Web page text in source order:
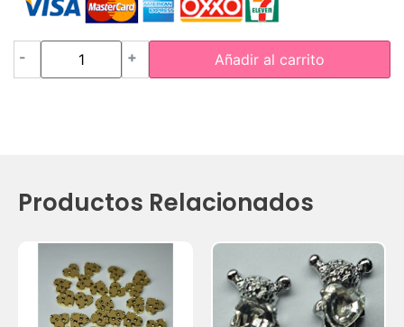
- + Añadir al carrito
Productos Relacionados